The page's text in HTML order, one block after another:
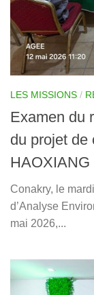
LES MISSIONS /
Examen du
du projet de
HAOXIANG
Conakry, le
d’Analyse
mai 2026,...